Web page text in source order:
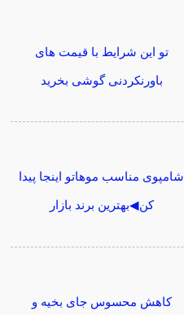
تو این شرایط با قیمت های
باورنکردنی گوشی بخرید
شامپوی مناسب موهاتو اینجا پیدا
کن◀بهترین برند بازار
کاهش محسوس جای بخیه و